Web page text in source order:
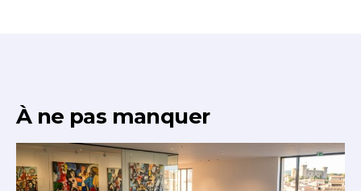
À ne pas manquer